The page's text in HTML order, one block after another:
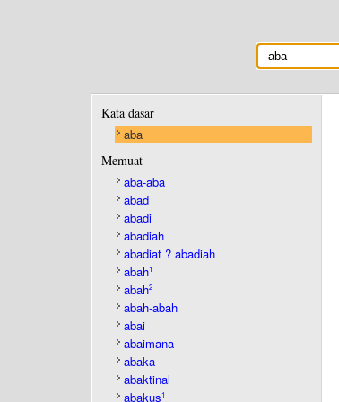
Kata dasar
aba
Memuat
aba-aba
abad
abadi
abadiah
abadiat ? abadiah
abah1
abah2
abah-abah
abai
abaimana
abaka
abaktinal
abakus1